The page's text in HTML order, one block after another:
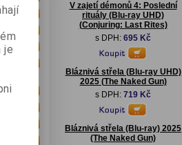
V zajetí démonů 4: Poslední
rituály (Blu-ray UHD)
(Conjuring: Last Rites)
s DPH: 695 Kč
Bláznivá střela (Blu-ray UHD)
2025 (The Naked Gun)
s DPH: 719 Kč
Bláznivá střela (Blu-ray) 2025
(The Naked Gun)
je